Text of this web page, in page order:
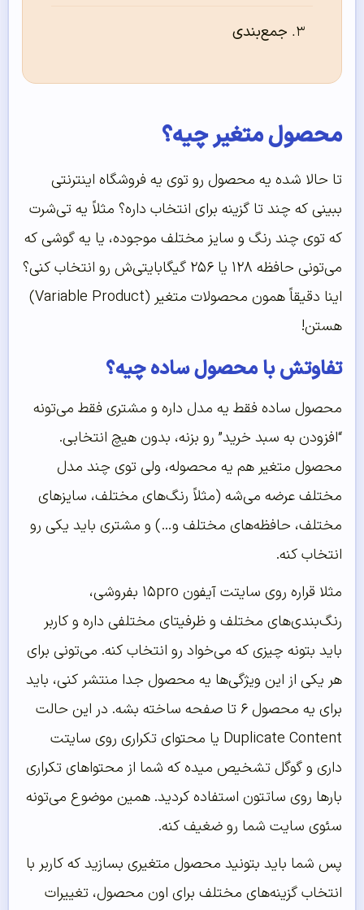
جمع‌بندی
محصول متغیر چیه؟
تا حالا شده یه محصول رو توی یه فروشگاه اینترنتی
ببینی که چند تا گزینه برای انتخاب داره؟ مثلاً یه تی‌شرت
که توی چند رنگ و سایز مختلف موجوده، یا یه گوشی که
می‌تونی حافظه ۱۲۸ یا ۲۵۶ گیگابایتی‌ش رو انتخاب کنی؟
اینا دقیقاً همون محصولات متغیر (Variable Product)
هستن!
تفاوتش با محصول ساده چیه؟
محصول ساده فقط یه مدل داره و مشتری فقط می‌تونه
“افزودن به سبد خرید” رو بزنه، بدون هیچ انتخابی.
محصول متغیر هم یه محصوله، ولی توی چند مدل
مختلف عرضه می‌شه (مثلاً رنگ‌های مختلف، سایزهای
مختلف، حافظه‌های مختلف و…) و مشتری باید یکی رو
انتخاب کنه.
مثلا قراره روی سایتت آیفون ۱۵pro بفروشی،
رنگ‌بندی‌های مختلف و ظرفیتای مختلفی داره و کاربر
باید بتونه چیزی که می‌خواد رو انتخاب کنه. می‌تونی برای
هر یکی از این ویژگی‌ها یه محصول جدا منتشر کنی، باید
برای یه محصول ۶ تا صفحه ساخته بشه. در این حالت
Duplicate Content یا محتوای تکراری روی سایتت
داری و گوگل تشخیص میده که شما از محتواهای تکراری
بارها روی ساتتون استفاده کردید. همین موضوع می‌تونه
سئوی سایت شما رو ضغیف کنه.
پس شما باید بتونید محصول متغیری بسازید که کاربر با
انتخاب گزینه‌های مختلف برای اون محصول، تغییرات